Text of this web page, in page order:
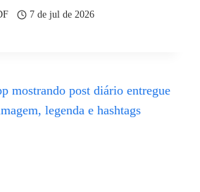
7 de jul de 2026